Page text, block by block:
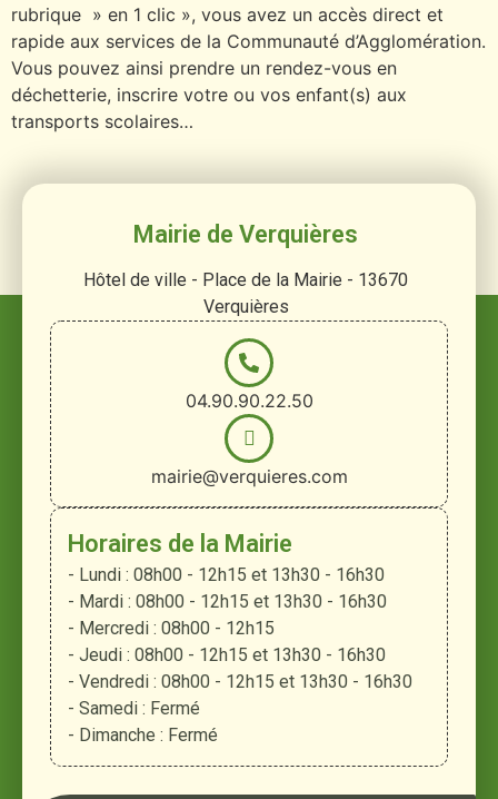
rubrique » en 1 clic », vous avez un accès direct et
rapide aux services de la Communauté d’Agglomération.
Vous pouvez ainsi prendre un rendez-vous en
déchetterie, inscrire votre ou vos enfant(s) aux
transports scolaires…
Mairie de Verquières
Hôtel de ville - Place de la Mairie - 13670
Verquières
04.90.90.22.50
mairie@verquieres.com
Horaires de la Mairie
- Lundi : 08h00 - 12h15 et 13h30 - 16h30
- Mardi : 08h00 - 12h15 et 13h30 - 16h30
- Mercredi : 08h00 - 12h15
- Jeudi : 08h00 - 12h15 et 13h30 - 16h30
- Vendredi : 08h00 - 12h15 et 13h30 - 16h30
- Samedi : Fermé
- Dimanche : Fermé